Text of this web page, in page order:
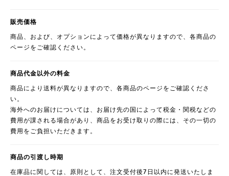
販売価格
商品、および、オプションによって価格が異なりますので、各商品の
ページをご確認ください。
商品代金以外の料金
商品により送料が異なりますので、各商品のページをご確認くださ
い。
海外へのお届けについては、お届け先の国によって税金・関税などの
費用が課される場合があり、商品をお受け取りの際には、その一切の
費用をご負担いただきます。
商品の引渡し時期
在庫品に関しては、原則として、注文受付後7日以内に発送いたしま